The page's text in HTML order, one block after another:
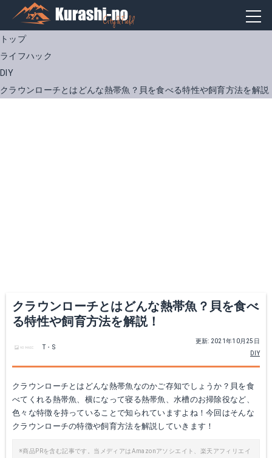
トップ
ライフハック
DIY
クラウンローチとはどんな熱帯魚？貝を食べる特性や飼育方法を解説
クラウンローチとはどんな熱帯魚？貝を食べ
る特性や飼育方法を解説！
更新: 2021年10月25日
DIY
T・S
クラウンローチとはどんな熱帯魚なのかご存知でしょうか？貝を食
べてくれる熱帯魚、横になって寝る熱帯魚、水槽のお掃除役など、
色々な特徴を持っていることで知られていますよね！今回はそんな
クラウンローチの特徴や飼育方法を解説していきます！
※商品PRを含む記事です。当メディアはAmazonアソシエイト、楽天アフィリエイ